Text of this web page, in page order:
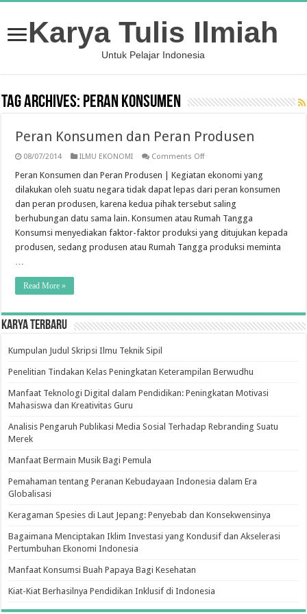
Karya Tulis Ilmiah
Untuk Pelajar Indonesia
Tag Archives: Peran Konsumen
Peran Konsumen dan Peran Produsen
08/07/2014 ILMU EKONOMI Comments Offon
Konsumen
Peran
Produsen
Peran Konsumen dan Peran Produsen | Kegiatan ekonomi yang
dilakukan oleh suatu negara tidak dapat lepas dari peran konsumen
dan peran produsen, karena kedua pihak tersebut saling
berhubungan datu sama lain. Konsumen atau Rumah Tangga
Konsumsi menyediakan faktor-faktor produksi yang ditujukan kepada
produsen, sedang produsen atau Rumah Tangga produksi meminta
…
Read More »
Karya Terbaru
Kumpulan Judul Skripsi Ilmu Teknik Sipil
Penelitian Tindakan Kelas Peningkatan Keterampilan Berwudhu
Manfaat Teknologi Digital dalam Pendidikan: Peningkatan Motivasi
Mahasiswa dan Kreativitas Guru
Analisis Pengaruh Publikasi Media Sosial Terhadap Rebranding Suatu
Merek
Manfaat Bermain Musik Bagi Pemula
Pemahaman tentang Peranan Kebudayaan Indonesia dalam Era
Globalisasi
Keragaman Spesies di Laut Jepang: Penyebab dan Konsekwensinya
Bagaimana Menciptakan Iklim Investasi yang Kondusif dan Akselerasi
Pertumbuhan Ekonomi Indonesia
Manfaat Konsumsi Buah Papaya Bagi Kesehatan
Kiat-Kiat Berhasilnya Pendidikan Inklusif di Indonesia